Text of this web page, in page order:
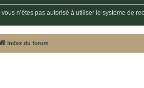
n’êtes pas autorisé à utiliser le système de
Index du forum